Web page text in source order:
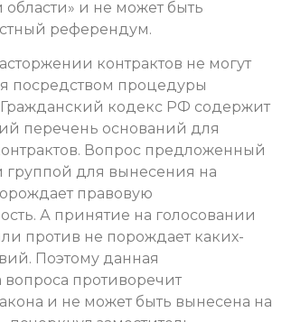
области» и не может быть
референдум.
контрактов не могут
посредством процедуры
кодекс РФ содержит
перечень оснований для
Вопрос предложенный
для вынесения на
правовую
А принятие на голосовании
против не порождает каких-
Поэтому данная
противоречит
и не может быть вынесена на